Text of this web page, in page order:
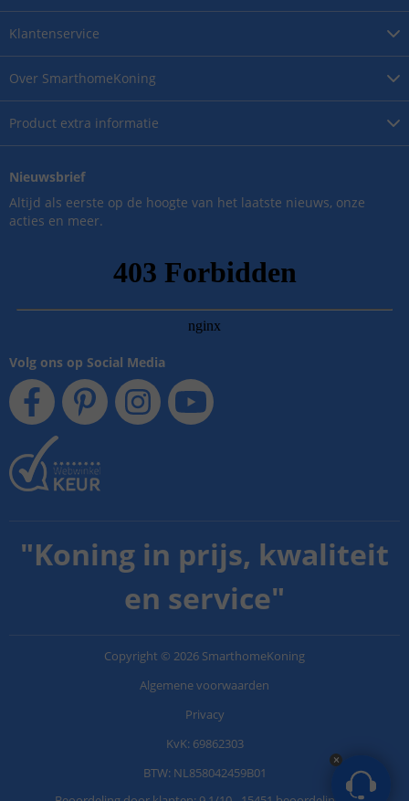
Over SmarthomeKoning
Product extra informatie
Klantenservice
Nieuwsbrief
Altijd als eerste op de hoogte van het laatste nieuws, onze
acties en meer.
Volg ons op Social Media
"Koning in prijs, kwaliteit
en service"
Copyright © 2026 SmarthomeKoning
Algemene voorwaarden
Privacy
KvK: 69862303
BTW: NL858042459B01